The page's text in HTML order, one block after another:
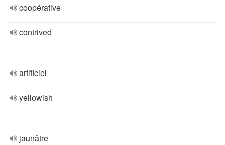
coopérative
contrived
artificiel
yellowish
jaunâtre